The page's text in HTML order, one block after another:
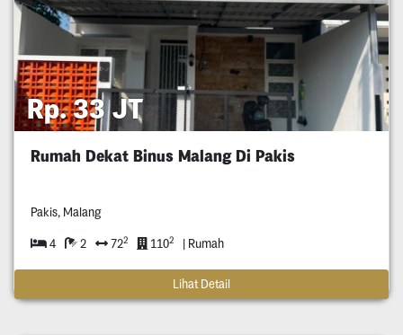
Rp. 33 JT
Rumah Dekat Binus Malang Di Pakis
Pakis, Malang
4 2 722 1102 | Rumah
Lihat Detail